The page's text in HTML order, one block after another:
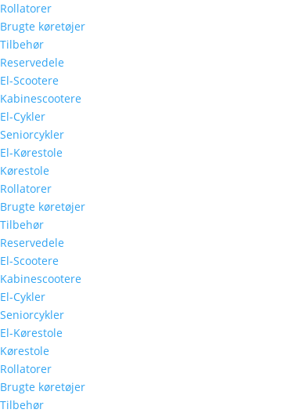
Rollatorer
Brugte køretøjer
Tilbehør
Reservedele
El-Scootere
Kabinescootere
El-Cykler
Seniorcykler
El-Kørestole
Kørestole
Rollatorer
Brugte køretøjer
Tilbehør
Reservedele
El-Scootere
Kabinescootere
El-Cykler
Seniorcykler
El-Kørestole
Kørestole
Rollatorer
Brugte køretøjer
Tilbehør